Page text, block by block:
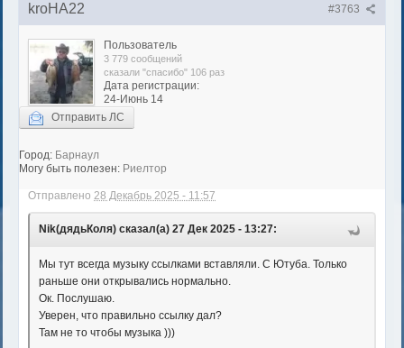
#3763
kroHA22
Пользователь
3 779 сообщений
сказали "спасибо" 106 раз
Дата регистрации:
24-Июнь 14
Отправить ЛС
Город: Барнаул
Могу быть полезен: Риелтор
Отправлено28 Декабрь 2025 - 11:57
Nik(дядьКоля) сказал(а) 27 Дек 2025 - 13:27:
Мы тут всегда музыку ссылками вставляли. С Ютуба. Только
раньше они открывались нормально.
Ок. Послушаю.
Уверен, что правильно ссылку дал?
Там не то чтобы музыка )))